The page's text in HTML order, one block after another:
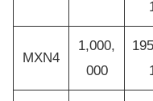
MXN4
1,000,
000